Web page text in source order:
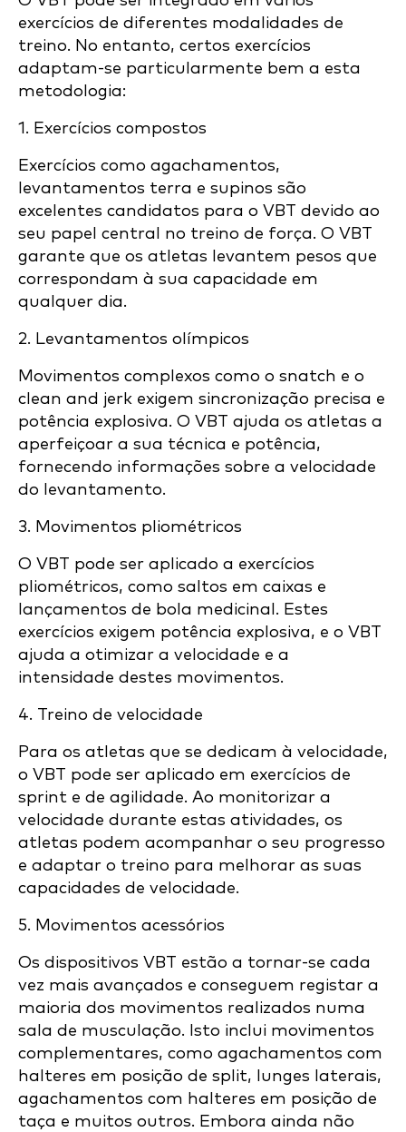
exercícios de diferentes modalidades de
treino. No entanto, certos exercícios
adaptam-se particularmente bem a esta
metodologia:
1. Exercícios compostos
Exercícios como agachamentos,
levantamentos terra e supinos são
excelentes candidatos para o VBT devido ao
seu papel central no treino de força. O VBT
garante que os atletas levantem pesos que
correspondam à sua capacidade em
qualquer dia.
2. Levantamentos olímpicos
Movimentos complexos como o snatch e o
clean and jerk exigem sincronização precisa e
potência explosiva. O VBT ajuda os atletas a
aperfeiçoar a sua técnica e potência,
fornecendo informações sobre a velocidade
do levantamento.
3. Movimentos pliométricos
O VBT pode ser aplicado a exercícios
pliométricos, como saltos em caixas e
lançamentos de bola medicinal. Estes
exercícios exigem potência explosiva, e o VBT
ajuda a otimizar a velocidade e a
intensidade destes movimentos.
4. Treino de velocidade
Para os atletas que se dedicam à velocidade,
o VBT pode ser aplicado em exercícios de
sprint e de agilidade. Ao monitorizar a
velocidade durante estas atividades, os
atletas podem acompanhar o seu progresso
e adaptar o treino para melhorar as suas
capacidades de velocidade.
5. Movimentos acessórios
Os dispositivos VBT estão a tornar-se cada
vez mais avançados e conseguem registar a
maioria dos movimentos realizados numa
sala de musculação. Isto inclui movimentos
complementares, como agachamentos com
halteres em posição de split, lunges laterais,
agachamentos com halteres em posição de
taça e muitos outros. Embora ainda não